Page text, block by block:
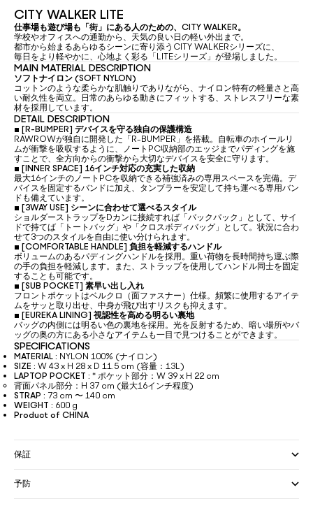
CITY WALKER LITE
仕事場も遊び場も「街」にある人のための、CITY WALKER。
学校やオフィスへの通勤から、天気の良い日の軽い外出まで。
都市から始まるあらゆるシーンに寄り添うCITY WALKERシリーズに、
毎日をより軽やかに、心地よく彩る「LITEシリーズ」が登場しました。
MAIN MATERIAL DESCRIPTION
ソフトナイロン (SOFT NYLON)
コットンのような柔らかな肌触りでありながら、ナイロン特有の軽量さと高
い耐久性を両立。日常のあらゆる動きにフィットする、ストレスフリーな素
材を採用しています。
DETAIL DESCRIPTION
▪ [R-BUMPER] デバイスを守る独自の保護構造
RAWROWが独自に開発した「R-BUMPER」を搭載。自転車のホイールリ
ムが衝撃を吸収するように、ノートPC収納部のエッジまでパディングを施
すことで、全方向からの衝撃から大切なデバイスを安全に守ります。
▪ [INNER SPACE] 16インチ対応の充実した収納
最大16インチのノートPCを収納できる補強済みの専用スペースを完備。デ
バイスを固定するバンドに加え、タンブラーを安定して持ち運べる専用バン
ドも備えています。
▪ [3WAY USE] シーンに合わせて選べるスタイル
ショルダーストラップをDカンに接続すれば「バックパック」として、サイ
ドで持てば「トートバッグ」や「クロスボディバッグ」として。状況に合わ
せて3つのスタイルを自由に使い分けられます。
▪ [COMFORTABLE HANDLE] 負担を軽減するハンドル
ボリュームのあるパディングハンドルを採用。重い荷物を長時間持ち運ぶ際
の手の負担を軽減します。また、ストラップを使用してハンドル同士を固定
することも可能です。
▪ [SUB POCKET] 素早い出し入れ
フロントポケットはベルクロ（面ファスナー）仕様。頻繁に使用するアイテ
ムをサッと取り出せ、中身が飛び出すリスクも抑えます。
▪ [EUREKA LINING] 視認性を高める明るい裏地
バッグの内側には明るい色の裏地を採用。光を反射するため、暗い場所やバ
ッグの奥の方にある小さなアイテムも一目で見つけることができます。
SPECIFICATIONS
MATERIAL : NYLON 100% (ナイロン)
SIZE : W 43 x H 28 x D 11.5 cm (容量：13L)
LAPTOP POCKET : * ポケット部分：W 39 x H 22 cm
背面パネル部分：H 37 cm (最大16インチ程度)
STRAP : 73 cm 〜 140 cm
WEIGHT : 600 g
Product of CHINA
保証
予防